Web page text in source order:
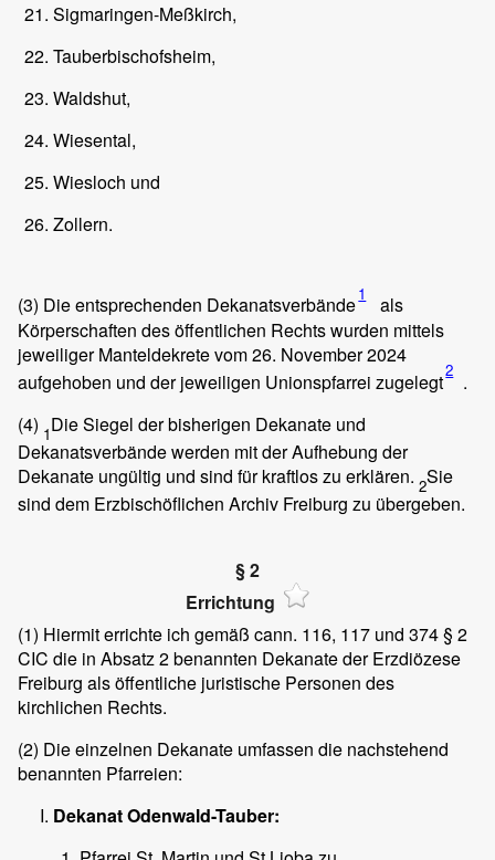
Sigmaringen-Meßkirch,
Tauberbischofsheim,
Waldshut,
Wiesental,
Wiesloch und
Zollern.
(3) Die entsprechenden Dekanatsverbände1
als
Körperschaften des öffentlichen Rechts wurden mittels
jeweiliger Manteldekrete vom 26. November 2024
aufgehoben und der jeweiligen Unionspfarrei zugelegt2 .
(4) 1Die Siegel der bisherigen Dekanate und
Dekanatsverbände werden mit der Aufhebung der
Dekanate ungültig und sind für kraftlos zu erklären. 2Sie
sind dem Erzbischöflichen Archiv Freiburg zu übergeben.
§ 2
Errichtung
(1) Hiermit errichte ich gemäß cann. 116, 117 und 374 § 2
CIC die in Absatz 2 benannten Dekanate der Erzdiözese
Freiburg als öffentliche juristische Personen des
kirchlichen Rechts.
(2) Die einzelnen Dekanate umfassen die nachstehend
benannten Pfarreien:
Dekanat Odenwald-Tauber: